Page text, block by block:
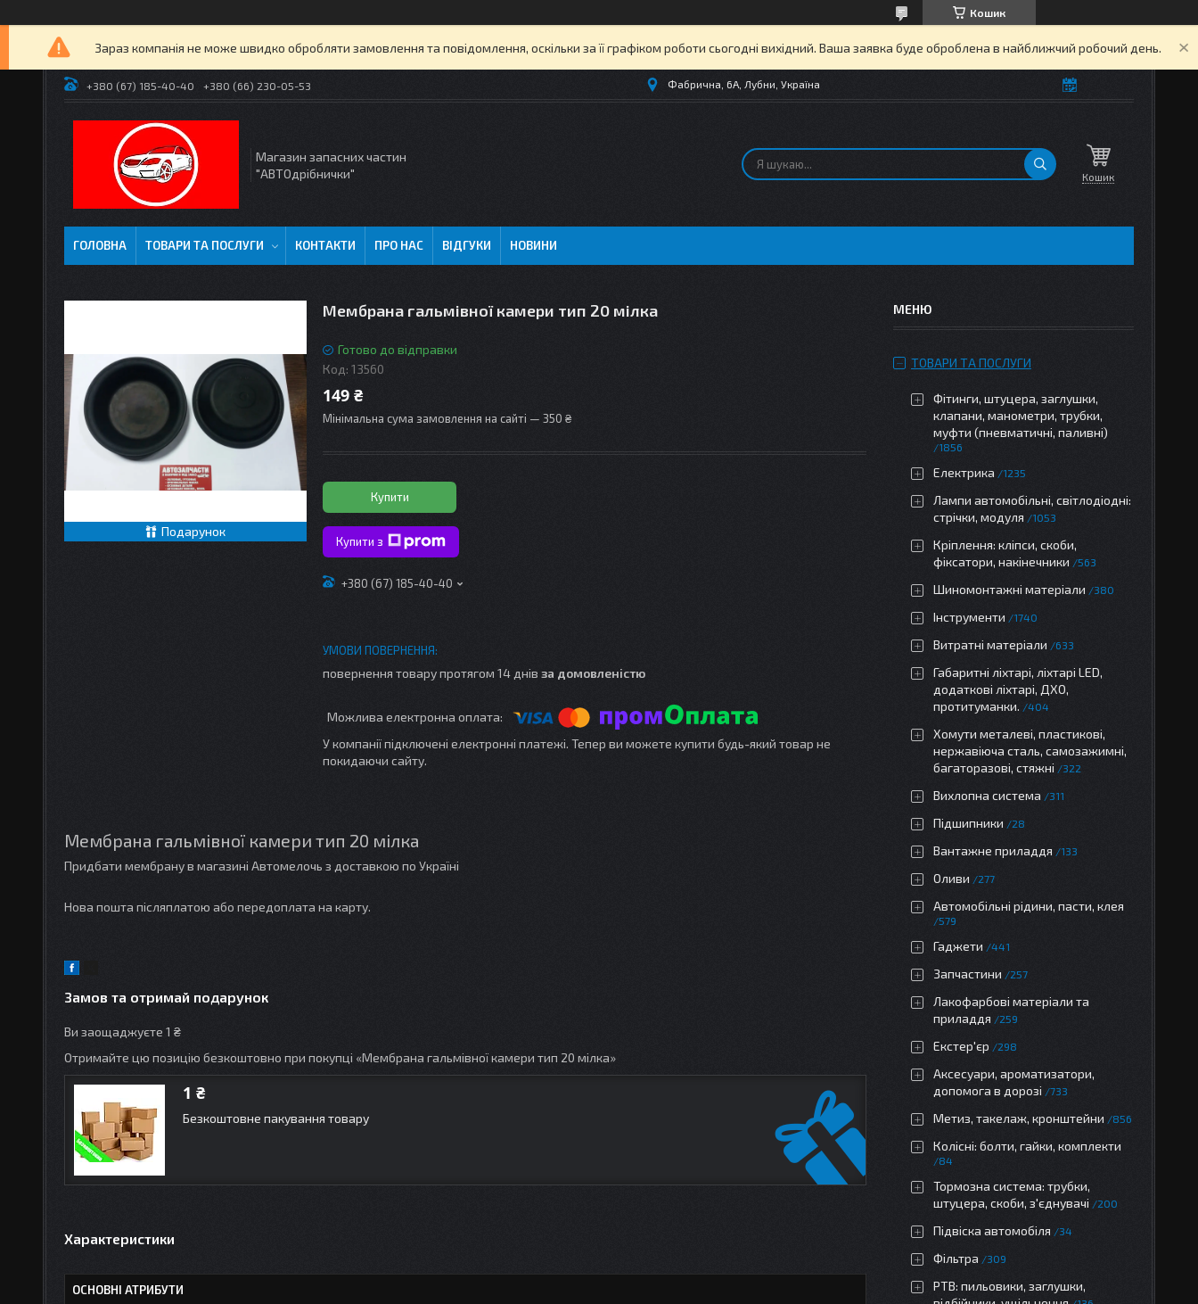
Кошик
Зараз компанія не може швидко обробляти замовлення та повідомлення, оскільки за її графіком роботи сьогодні вихідний. Ваша заявка буде оброблена в найближчий робочий день.
+380 (67) 185-40-40 +380 (66) 230-05-53 Фабрична, 6А, Лубни, Україна
Магазин запасних частин
"АВТОдрібнички"
Кошик
ГОЛОВНА ТОВАРИ ТА ПОСЛУГИ КОНТАКТИ ПРО НАС ВІДГУКИ НОВИНИ
Подарунок
Мембрана гальмівної камери тип 20 мілка
Готово до відправки
Код: 13560
149 ₴
Мінімальна сума замовлення на сайті — 350 ₴
Купити
Купити з
+380 (67) 185-40-40
повернення товару протягом 14 днів за домовленістю
У компанії підключені електронні платежі. Тепер ви можете купити будь-який товар не
покидаючи сайту.
Мембрана гальмівної камери тип 20 мілка
Придбати мембрану в магазині Автомелочь з доставкою по Україні
Нова пошта післяплатою або передоплата на карту.
Замов та отримай подарунок
Ви заощаджуєте 1 ₴
Отримайте цю позицію безкоштовно при покупці «Мембрана гальмівної камери тип 20 мілка»
1 ₴
Безкоштовне пакування товару
Характеристики
ОСНОВНІ АТРИБУТИ
ТОВАРИ ТА ПОСЛУГИ
Фітинги, штуцера, заглушки,
клапани, манометри, трубки,
муфти (пневматичні, паливні)
1856
Електрика 1235
Лампи автомобільні, світлодіодні:
стрічки, модуля
1053
Кріплення: кліпси, скоби,
фіксатори, накінечники
563
Шиномонтажні матеріали 380
Інструменти 1740
Витратні матеріали 633
Габаритні ліхтарі, ліхтарі LED,
додаткові ліхтарі, ДХО,
протитуманки.
404
Хомути металеві, пластикові,
нержавіюча сталь, самозажимні,
багаторазові, стяжні
322
Вихлопна система 311
Підшипники 28
Вантажне приладдя 133
Оливи 277
Автомобільні рідини, пасти, клея
579
Гаджети 441
Запчастини 257
Лакофарбові матеріали та
приладдя
259
Екстер'єр 298
Аксесуари, ароматизатори,
допомога в дорозі
733
Метиз, такелаж, кронштейни 856
Колісні: болти, гайки, комплекти
84
Тормозна система: трубки,
штуцера, скоби, з'єднувачі
200
Підвіска автомобіля 34
Фільтра 309
РТВ: пильовики, заглушки,